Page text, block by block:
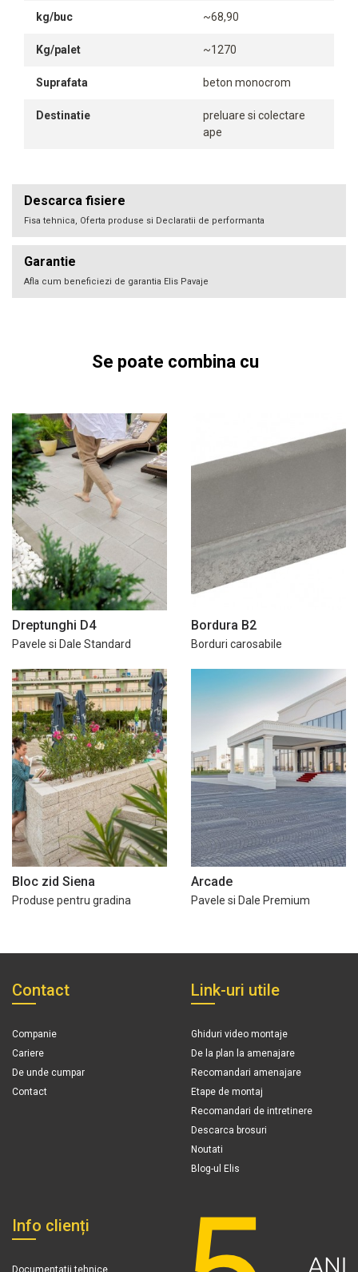
kg/buc ~68,90
Kg/palet ~1270
Suprafata beton monocrom
Destinatie
preluare si colectare
ape
Descarca fisiere
Fisa tehnica, Oferta produse si Declaratii de performanta
Garantie
Afla cum beneficiezi de garantia Elis Pavaje
Se poate combina cu
Dreptunghi D4
Pavele si Dale Standard
Bordura B2
Borduri carosabile
Bloc zid Siena
Produse pentru gradina
Arcade
Pavele si Dale Premium
Contact
Companie
Cariere
De unde cumpar
Contact
Link-uri utile
Ghiduri video montaje
De la plan la amenajare
Recomandari amenajare
Etape de montaj
Recomandari de intretinere
Descarca brosuri
Noutati
Blog-ul Elis
Info clienți
Documentatii tehnice